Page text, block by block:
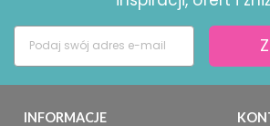
INFORMACJE